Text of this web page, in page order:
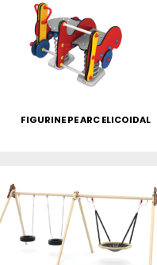
FIGURINE PE ARC ELICOIDAL